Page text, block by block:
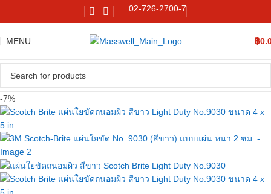
02-726-2700-7
MENU ฿
-7%